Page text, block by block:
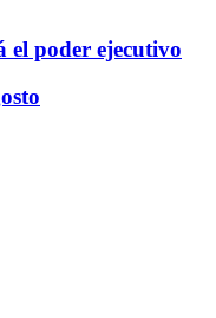
el poder ejecutivo